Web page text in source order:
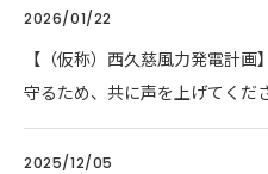
2026/01/22
【（仮称）西久慈風力発電計
守るため、共に声を上げてくだ
2025/12/05